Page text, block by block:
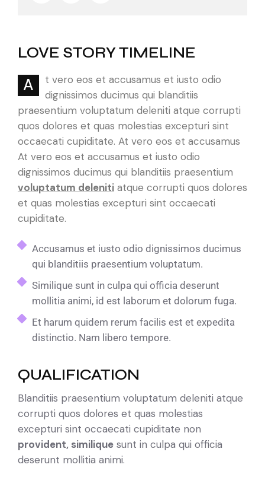
LOVE STORY TIMELINE
A
t vero eos et accusamus et iusto odio
dignissimos ducimus qui blanditiis
praesentium voluptatum deleniti atque corrupti
quos dolores et quas molestias excepturi sint
occaecati cupiditate. At vero eos et accusamus
At vero eos et accusamus et iusto odio
dignissimos ducimus qui blanditiis praesentium
voluptatum deleniti atque corrupti quos dolores
et quas molestias excepturi sint occaecati
cupiditate.
Accusamus et iusto odio dignissimos ducimus
qui blanditiis praesentium voluptatum.
Similique sunt in culpa qui officia deserunt
mollitia animi, id est laborum et dolorum fuga.
Et harum quidem rerum facilis est et expedita
distinctio. Nam libero tempore.
QUALIFICATION
Blanditiis praesentium voluptatum deleniti atque
corrupti quos dolores et quas molestias
excepturi sint occaecati cupiditate non
provident, similique sunt in culpa qui officia
deserunt mollitia animi.